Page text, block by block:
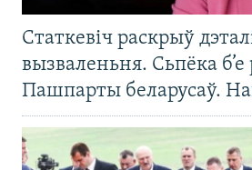
Статкевіч раскрыў
вызваленьня. Сьпёка б’е
Пашпарты беларусаў.